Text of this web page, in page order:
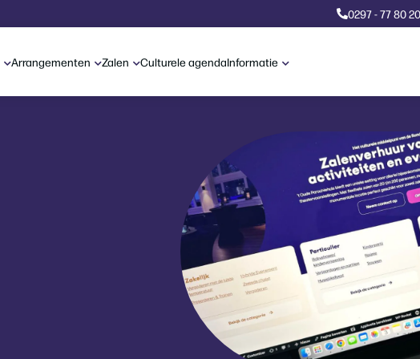
0297 - 77 80 20
Arrangementen Zalen Culturele agendaInformatie